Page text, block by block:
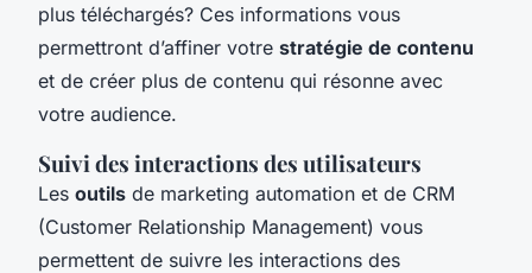
plus téléchargés? Ces informations vous
permettront d’affiner votre stratégie de contenu
et de créer plus de contenu qui résonne avec
votre audience.
Suivi des interactions des utilisateurs
Les outils de marketing automation et de CRM
(Customer Relationship Management) vous
permettent de suivre les interactions des